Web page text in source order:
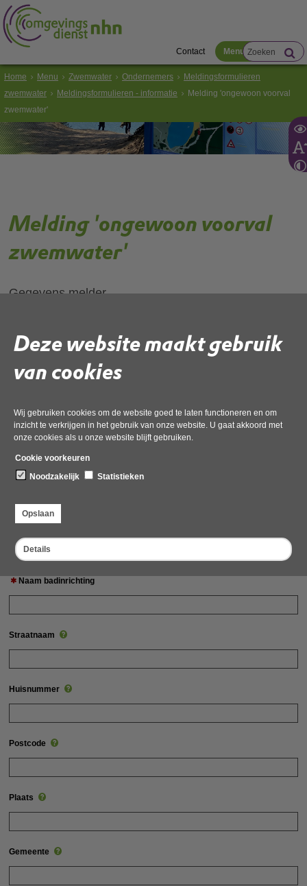
Deze website maakt gebruik
van cookies
Wij gebruiken cookies om de website goed te laten functioneren en om
inzicht te verkrijgen in het gebruik van onze website. U gaat akkoord met
onze cookies als u onze website blijft gebruiken.
Cookie voorkeuren
Noodzakelijk
Statistieken
Opslaan
Details
Contact Menu
Home Menu Zwemwater Ondernemers
Meldingsformulieren
zwemwater
Meldingsformulieren - informatie
Melding 'ongewoon voorval
zwemwater'
Melding 'ongewoon voorval
zwemwater'
Gegevens melder
Datum van vandaag
Informatie calamiteit
Naam badinrichting
Straatnaam
Huisnummer
Postcode
Plaats
Gemeente